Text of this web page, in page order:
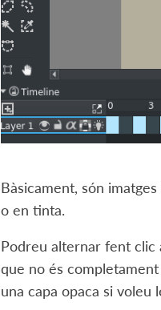
Bàsicament, són
o en tinta.
Podreu alternar fent clic
que no és
una capa opaca si voleu